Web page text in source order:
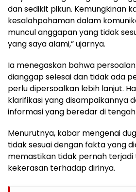
dan sedikit pikun. Kemungkinan
kesalahpahaman dalam
muncul anggapan yang tidak
yang saya alami,” ujarnya.
Ia menegaskan bahwa
dianggap selesai dan tidak ada
perlu dipersoalkan lebih lanjut.
klarifikasi yang disampaikannya
informasi yang beredar di
Menurutnya, kabar mengenai
tidak sesuai dengan fakta yang
memastikan tidak pernah terjadi
kekerasan terhadap dirinya.